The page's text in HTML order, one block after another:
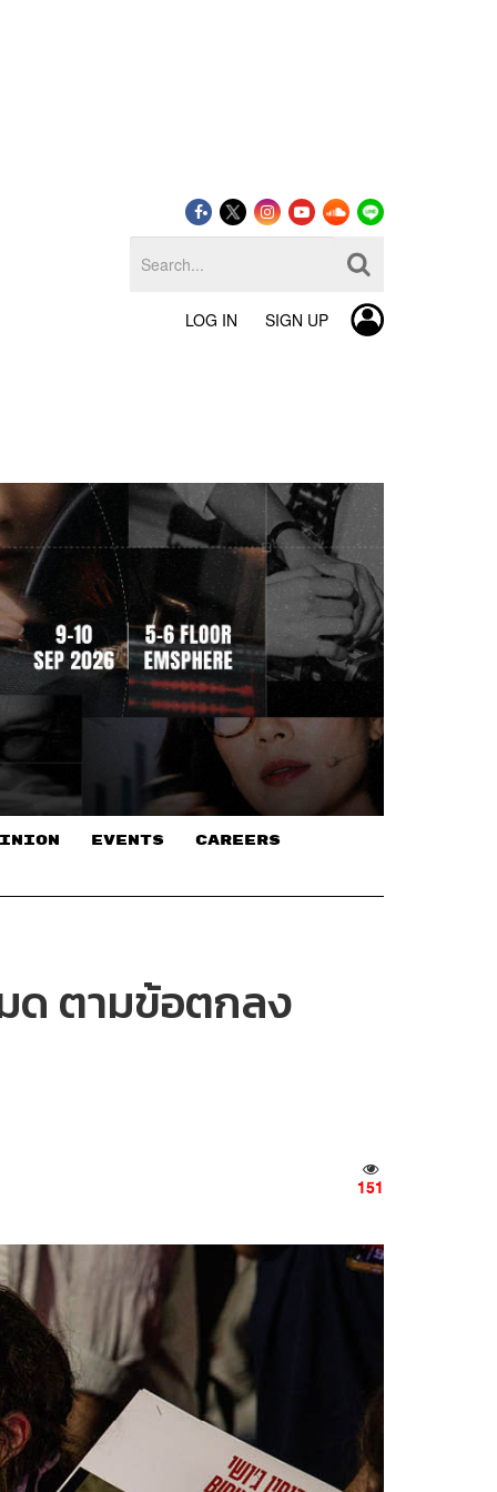
LOG IN SIGN UP
EVENTS CAREERS
ด ตามข้อตกลง
151